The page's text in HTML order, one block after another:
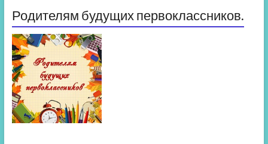
Родителям будущих первоклассников.